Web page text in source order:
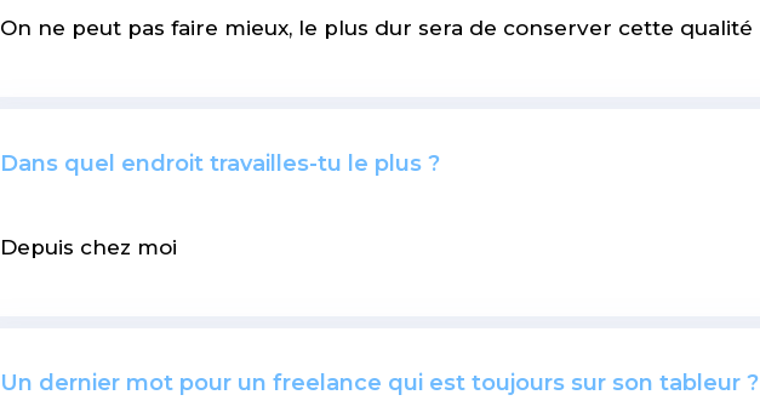
On ne peut pas faire mieux, le plus dur sera de conserver cette qualité
Dans quel endroit travailles-tu le plus ?
Depuis chez moi
Un dernier mot pour un freelance qui est toujours sur son tableur ?